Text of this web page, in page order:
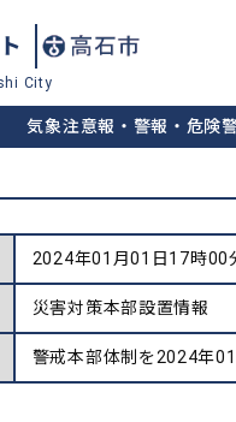
City
気象注意報・警報・危険
2024年01月01日17時00
災害対策本部設置情報
警戒本部体制を2024年